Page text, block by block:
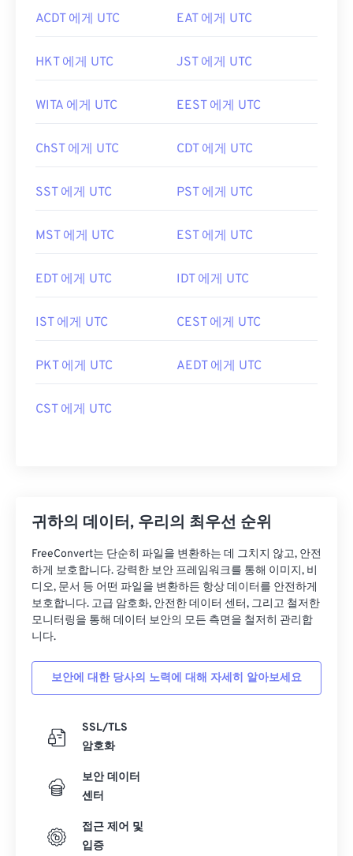
ACDT 에게 UTC EAT 에게 UTC
HKT 에게 UTC JST 에게 UTC
WITA 에게 UTC EEST 에게 UTC
ChST 에게 UTC CDT 에게 UTC
SST 에게 UTC PST 에게 UTC
MST 에게 UTC EST 에게 UTC
EDT 에게 UTC IDT 에게 UTC
IST 에게 UTC CEST 에게 UTC
PKT 에게 UTC AEDT 에게 UTC
CST 에게 UTC
귀하의 데이터, 우리의 최우선 순위
FreeConvert는 단순히 파일을 변환하는 데 그치지 않고, 안전
하게 보호합니다. 강력한 보안 프레임워크를 통해 이미지, 비
디오, 문서 등 어떤 파일을 변환하든 항상 데이터를 안전하게
보호합니다. 고급 암호화, 안전한 데이터 센터, 그리고 철저한
모니터링을 통해 데이터 보안의 모든 측면을 철저히 관리합
니다.
보안에 대한 당사의 노력에 대해 자세히 알아보세요
SSL/TLS
암호화
보안 데이터
센터
접근 제어 및
입증